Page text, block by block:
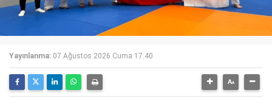
Yayınlanma: 07 Ağustos 2026 Cuma 17:40